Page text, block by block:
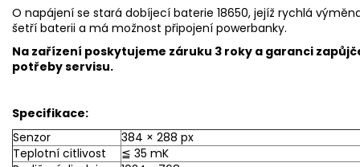
O napájení se stará dobíjecí baterie 18650, jejíž rychlá
šetří baterii a má možnost připojení powerbanky.
Na zařízení poskytujeme záruku 3 roky a garanci
potřeby servisu.
Specifikace:
Senzor
384 × 288 px
Teplotní citlivost
≦ 35 mK